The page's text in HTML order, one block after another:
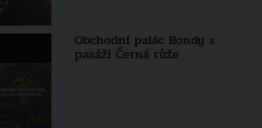
Obchodní palác Bondy s
pasáží Černá růže